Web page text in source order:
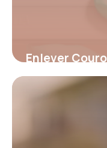
Enlever
et Conseils